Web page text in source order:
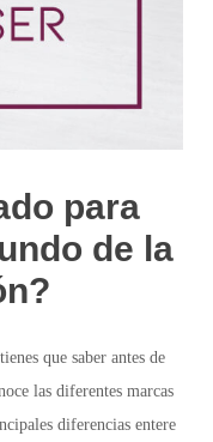
para
de la
que saber antes de
las diferentes marcas
diferencias entere